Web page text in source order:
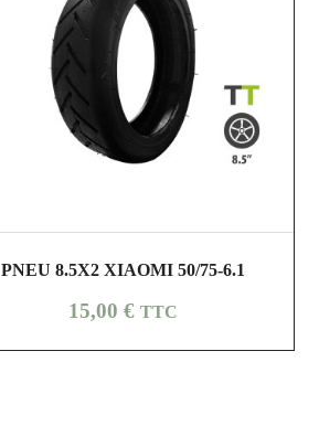
shopping_cart visibility
PNEU 8.5X2 XIAOMI 50/75-6.1
Prix
15,00 € TTC